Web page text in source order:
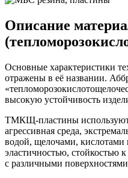
Описание
Основные характеристики
отражены в её названии.
высокую устойчивость
ТМКЩ-пластины
агрессивная среда,
водой, щелочами,
эластичностью, стойкостью
с различными